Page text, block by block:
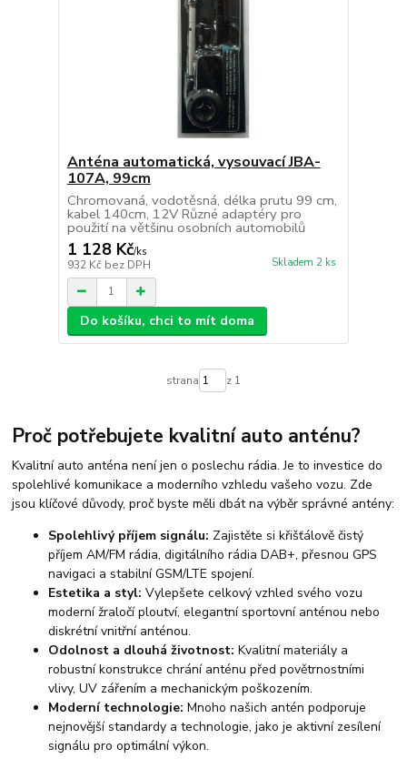
Anténa automatická, vysouvací JBA-
107A, 99cm
Chromovaná, vodotěsná, délka prutu 99 cm,
kabel 140cm, 12V Různé adaptéry pro
použití na většinu osobních automobilů
1 128 Kč/ks
932 Kč bez DPH Skladem 2 ks
Do košíku, chci to mít doma
strana z 1
Proč potřebujete kvalitní auto anténu?
Kvalitní auto anténa není jen o poslechu rádia. Je to investice do
spolehlivé komunikace a moderního vzhledu vašeho vozu. Zde
jsou klíčové důvody, proč byste měli dbát na výběr správné antény:
Spolehlivý příjem signálu: Zajistěte si křišťálově čistý
příjem AM/FM rádia, digitálního rádia DAB+, přesnou GPS
navigaci a stabilní GSM/LTE spojení.
Estetika a styl: Vylepšete celkový vzhled svého vozu
moderní žraločí ploutví, elegantní sportovní anténou nebo
diskrétní vnitřní anténou.
Odolnost a dlouhá životnost: Kvalitní materiály a
robustní konstrukce chrání anténu před povětrnostními
vlivy, UV zářením a mechanickým poškozením.
Moderní technologie: Mnoho našich antén podporuje
nejnovější standardy a technologie, jako je aktivní zesílení
signálu pro optimální výkon.